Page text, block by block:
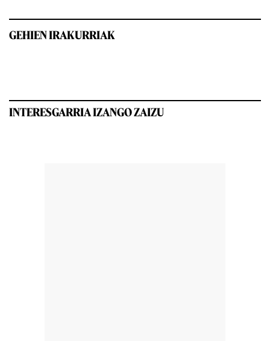
GEHIEN IRAKURRIAK
INTERESGARRIA IZANGO ZAIZU